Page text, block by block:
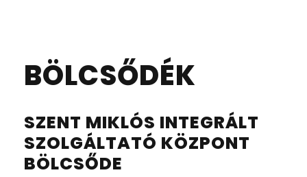
BÖLCSŐDÉK
SZENT MIKLÓS INTEGRÁLT
SZOLGÁLTATÓ KÖZPONT
BÖLCSŐDE